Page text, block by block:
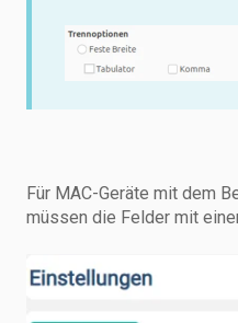
Für MAC-Geräte mit dem
müssen die Felder mit